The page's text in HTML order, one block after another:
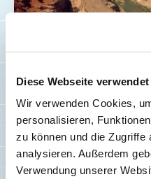
Diese Webseite
Wir verwenden Cookies,
personalisieren,
zu können und die Zugriffe
analysieren. Außerdem
Verwendung unserer
SPIELE